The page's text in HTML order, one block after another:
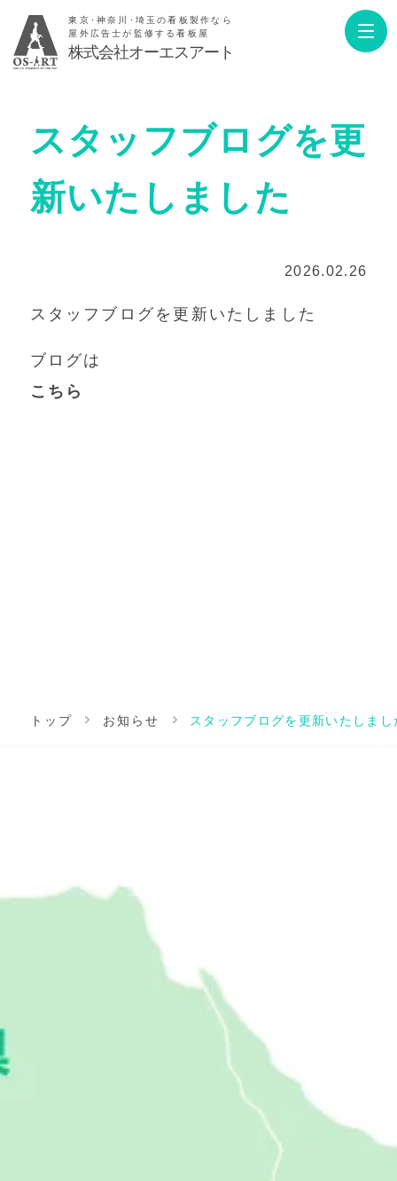
東京･神奈川･埼玉の看板製作なら
屋外広告士が監修する看板屋
株式会社オーエスアート
スタッフブログを更
新いたしました
2026.02.26
スタッフブログを更新いたしました
ブログは
こちら
トップ お知らせ スタッフブログを更新いたしまし